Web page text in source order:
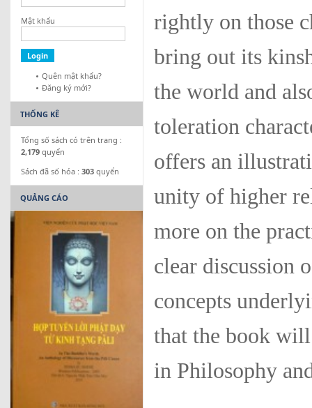
rightly on those
bring out its
the world and
toleration
offers an
unity of higher
more on the
clear discussion
concepts
that the book
in Philosophy
Mật khẩu
Quên mật khẩu?
Đăng ký mới?
THỐNG KÊ
Tổng số sách có trên trang :
2,179 quyển
Sách đã số hóa : 303 quyển
QUẢNG CÁO